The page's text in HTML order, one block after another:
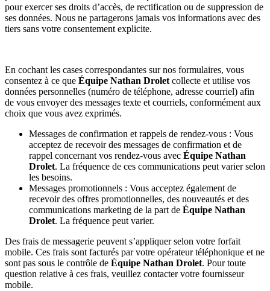
pour exercer ses droits d’accès, de rectification ou de suppression de
ses données. Nous ne partagerons jamais vos informations avec des
tiers sans votre consentement explicite.
En cochant les cases correspondantes sur nos formulaires, vous
consentez à ce que Équipe Nathan Drolet collecte et utilise vos
données personnelles (numéro de téléphone, adresse courriel) afin
de vous envoyer des messages texte et courriels, conformément aux
choix que vous avez exprimés.
Messages de confirmation et rappels de rendez-vous : Vous
acceptez de recevoir des messages de confirmation et de
rappel concernant vos rendez-vous avec Équipe Nathan
Drolet. La fréquence de ces communications peut varier selon
les besoins.
Messages promotionnels : Vous acceptez également de
recevoir des offres promotionnelles, des nouveautés et des
communications marketing de la part de Équipe Nathan
Drolet. La fréquence peut varier.
Des frais de messagerie peuvent s’appliquer selon votre forfait
mobile. Ces frais sont facturés par votre opérateur téléphonique et ne
sont pas sous le contrôle de Équipe Nathan Drolet. Pour toute
question relative à ces frais, veuillez contacter votre fournisseur
mobile.